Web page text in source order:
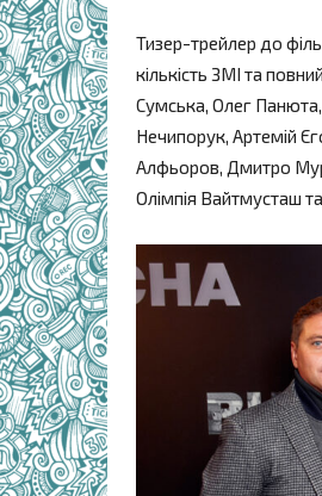
Тизер-трейлер до
кількість ЗМІ та
Сумська, Олег
Нечипорук, Артемій
Алфьоров, Дмитро
Олімпія Вайтмусташ